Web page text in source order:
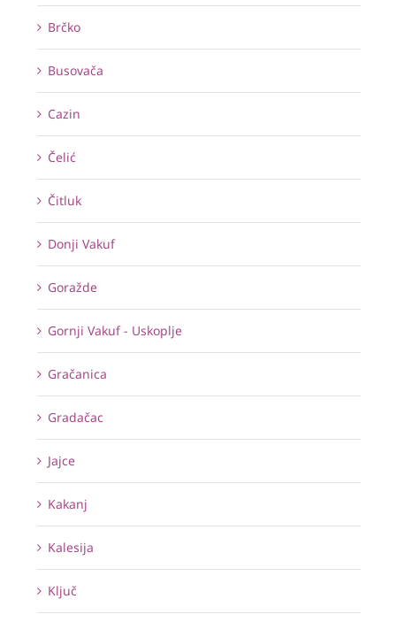
Brčko
Busovača
Cazin
Čelić
Čitluk
Donji Vakuf
Goražde
Gornji Vakuf - Uskoplje
Gračanica
Gradačac
Jajce
Kakanj
Kalesija
Ključ